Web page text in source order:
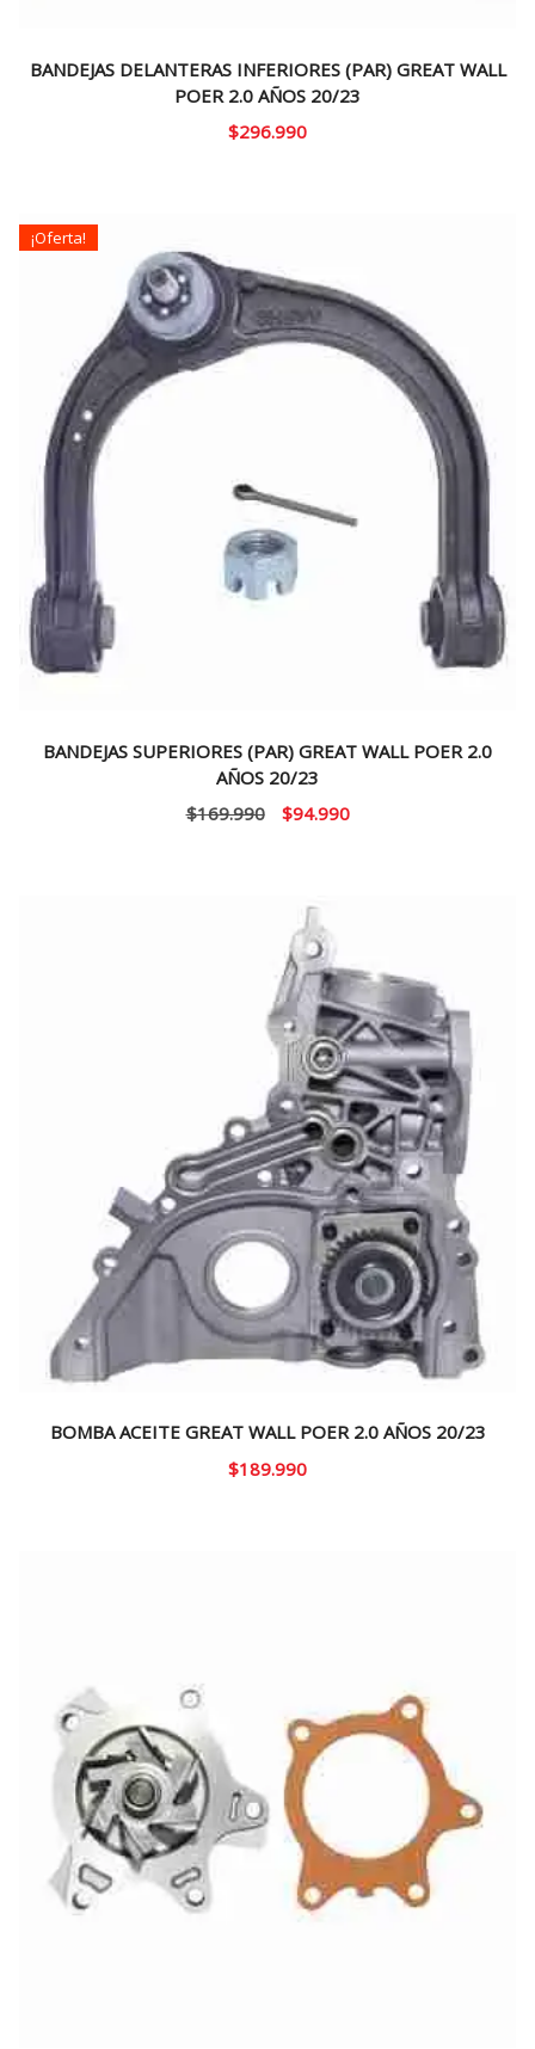
BANDEJAS DELANTERAS INFERIORES (PAR) GREAT WALL
POER 2.0 AÑOS 20/23
$296.990
¡Oferta!
BANDEJAS SUPERIORES (PAR) GREAT WALL POER 2.0
AÑOS 20/23
$169.990
El
$169.990.
$94.990El
BOMBA ACEITE GREAT WALL POER 2.0 AÑOS 20/23
$189.990